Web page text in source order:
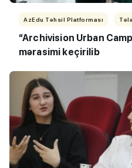
AzEdu Təhsil Platforması
“Archivision Urban
mərasimi keçirilib